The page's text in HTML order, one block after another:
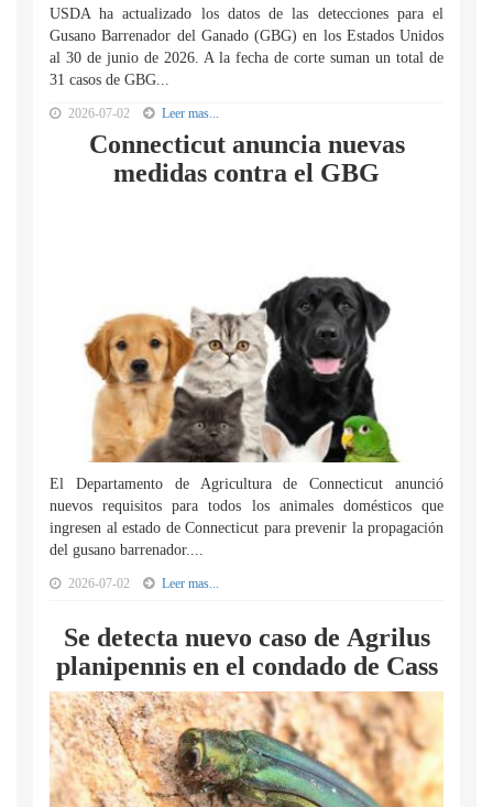
USDA ha actualizado los datos de las detecciones para el
Gusano Barrenador del Ganado (GBG) en los Estados Unidos
al 30 de junio de 2026. A la fecha de corte suman un total de
31 casos de GBG...
2026-07-02 Leer mas...
Connecticut anuncia nuevas
medidas contra el GBG
El Departamento de Agricultura de Connecticut anunció
nuevos requisitos para todos los animales domésticos que
ingresen al estado de Connecticut para prevenir la propagación
del gusano barrenador....
2026-07-02 Leer mas...
Se detecta nuevo caso de Agrilus
planipennis en el condado de Cass